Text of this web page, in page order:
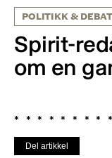
POLITIKK &
Spirit-
om en
Del artikkel